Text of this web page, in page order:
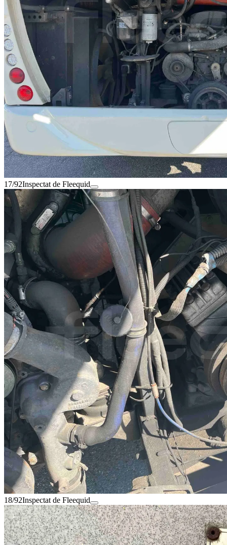
17/92Inspectat de Fleequid
18/92Inspectat de Fleequid